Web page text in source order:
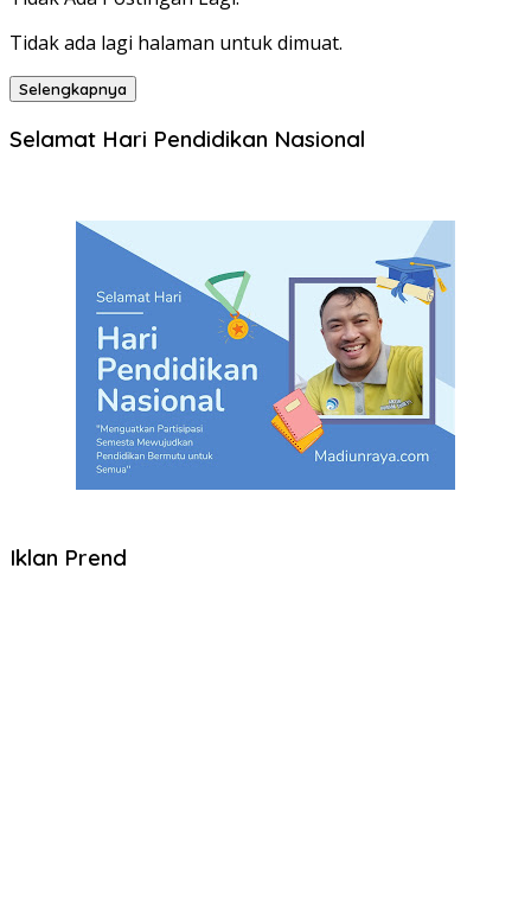
Tidak ada lagi halaman untuk dimuat.
Selengkapnya
Selamat Hari Pendidikan Nasional
Iklan Prend